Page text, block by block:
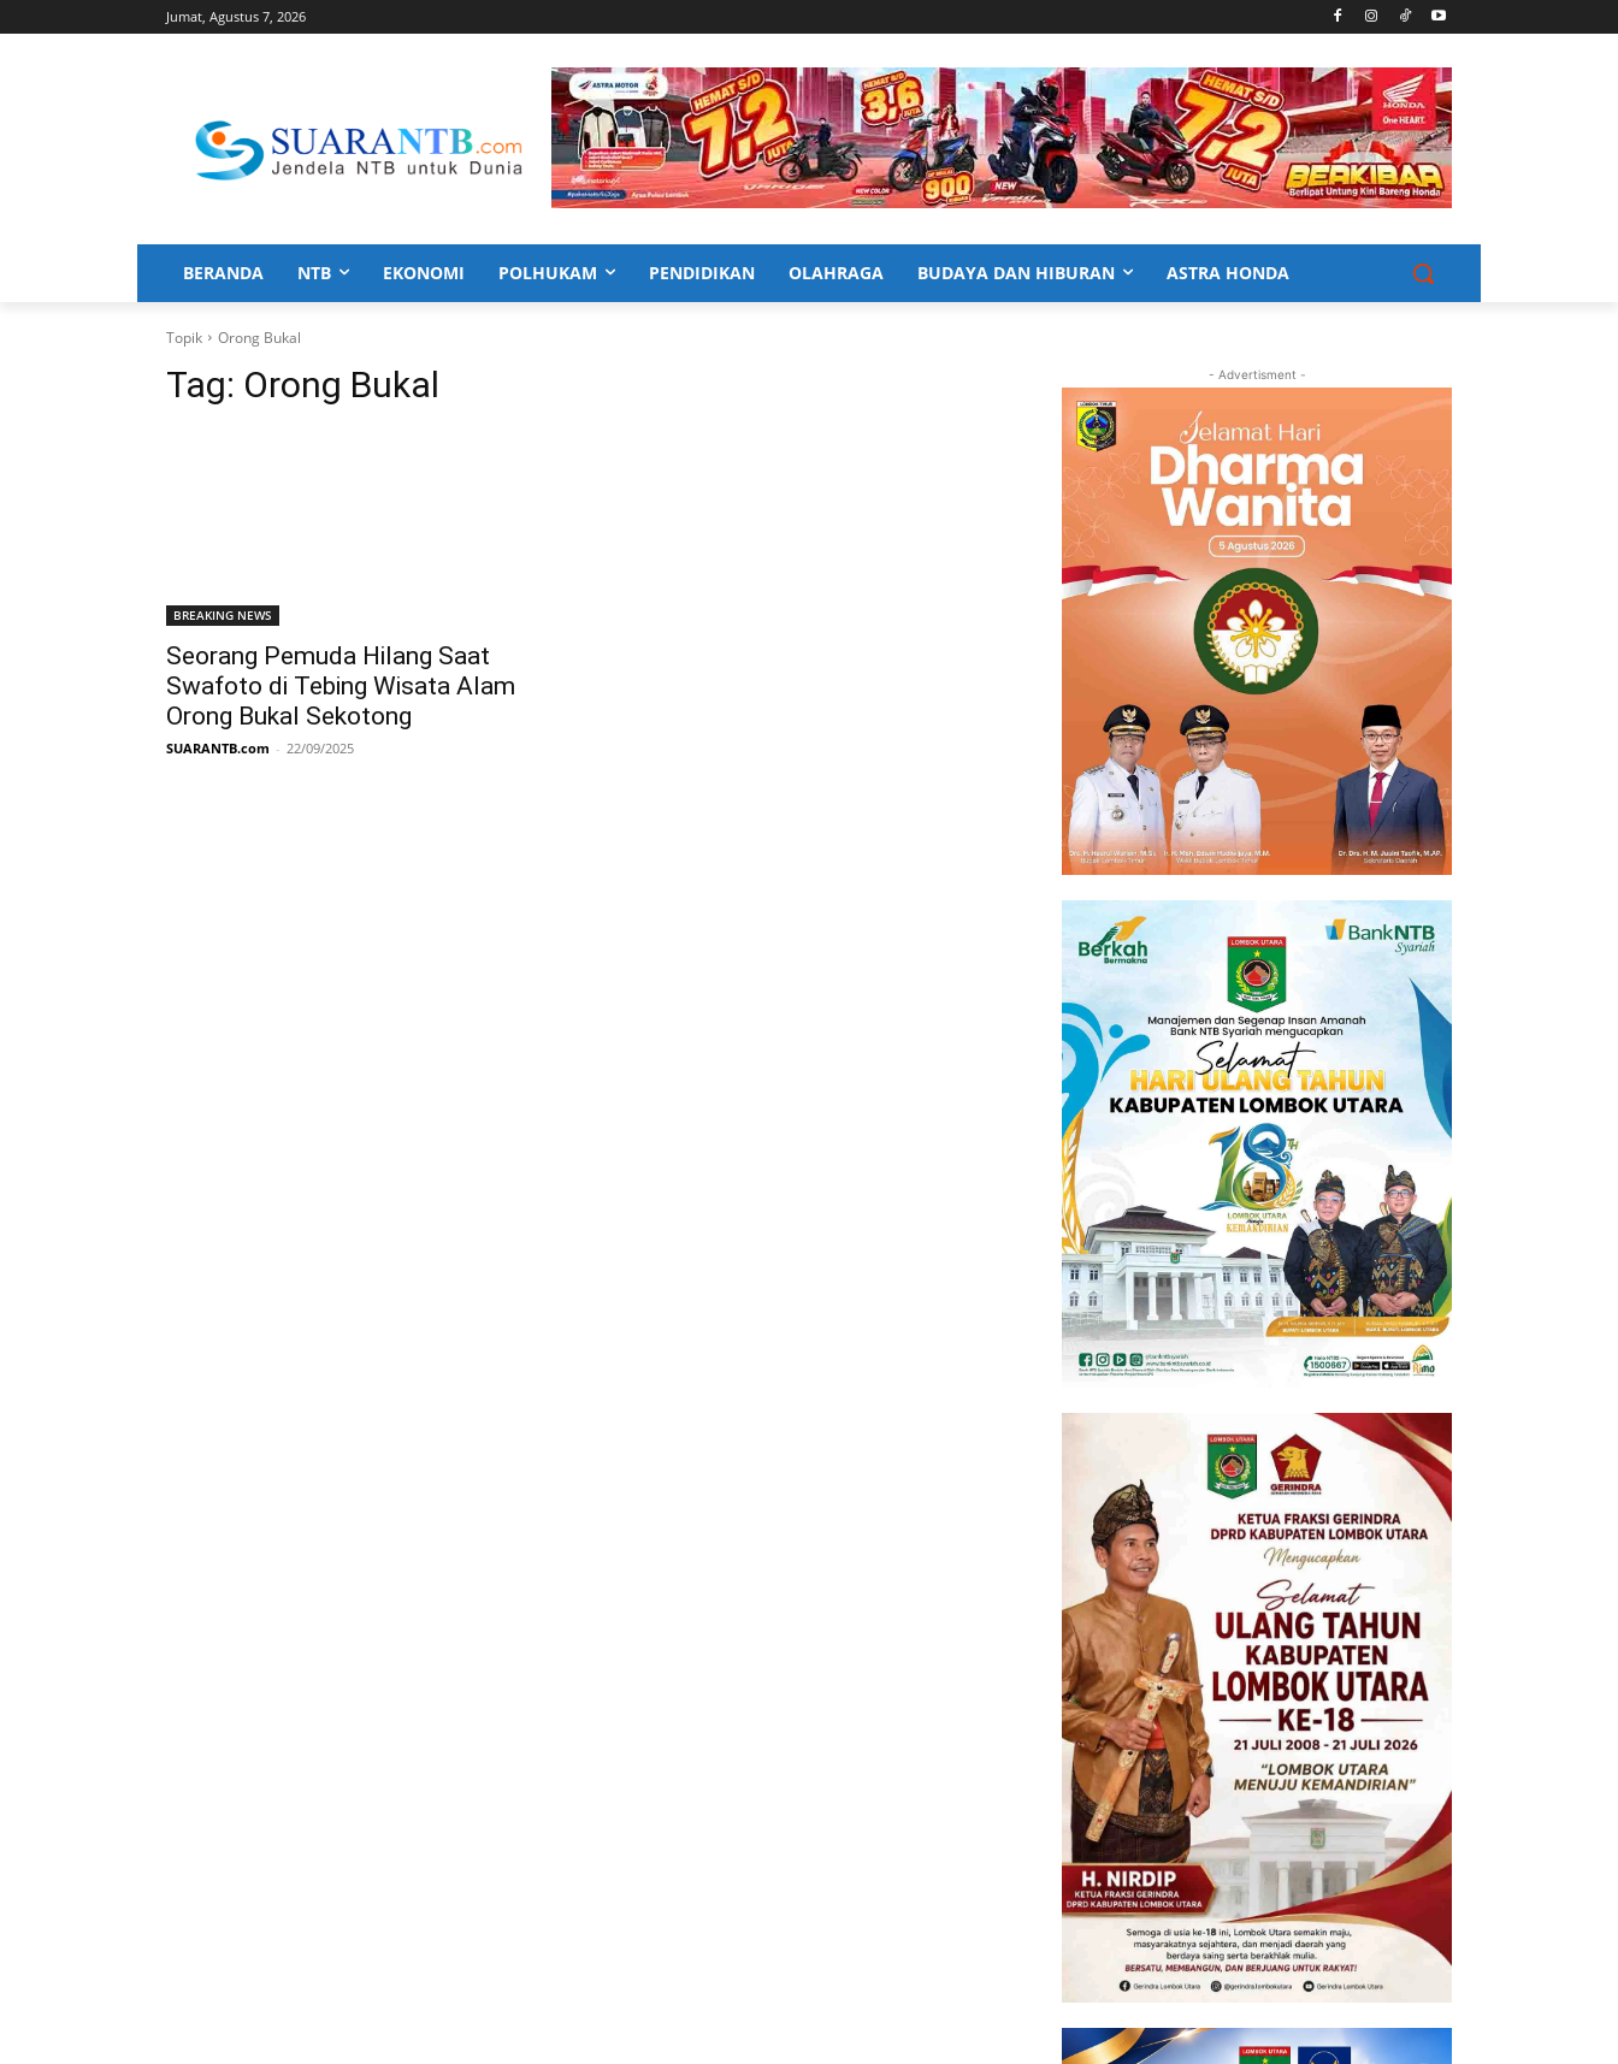
Jumat, Agustus 7, 2026
BERANDA NTB EKONOMI POLHUKAM PENDIDIKAN OLAHRAGA BUDAYA DAN HIBURAN ASTRA HONDA
Topik Orong Bukal
Tag: Orong Bukal
BREAKING NEWS
Seorang Pemuda Hilang Saat
Swafoto di Tebing Wisata Alam
Orong Bukal Sekotong
SUARANTB.com - 22/09/2025
- Advertisment -